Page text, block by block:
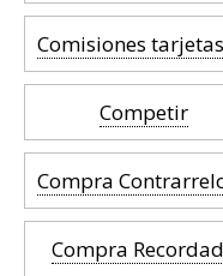
Competir
Compra